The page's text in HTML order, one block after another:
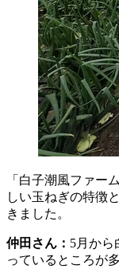
「白子潮風ファー
しい玉ねぎの特徴
きました。
仲田さん： 5月から
っているところが